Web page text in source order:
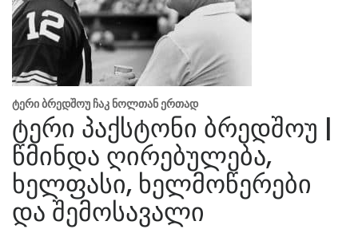
ტერი ბრედშოუ ჩაკ ნოლთან ერთად
ტერი პაქსტონი ბრედშოუ |
წმინდა ღირებულება,
ხელფასი, ხელმოწერები
და შემოსავალი